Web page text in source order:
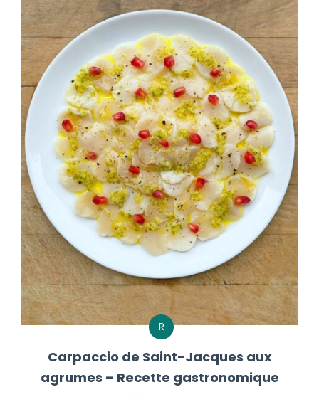
R
Carpaccio de Saint-Jacques aux
agrumes – Recette gastronomique